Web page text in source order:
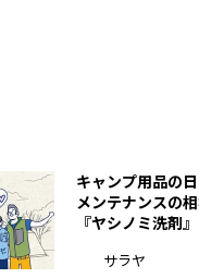
キャンプ用品の
メンテナンスの
『ヤシノミ洗剤』
サラヤ